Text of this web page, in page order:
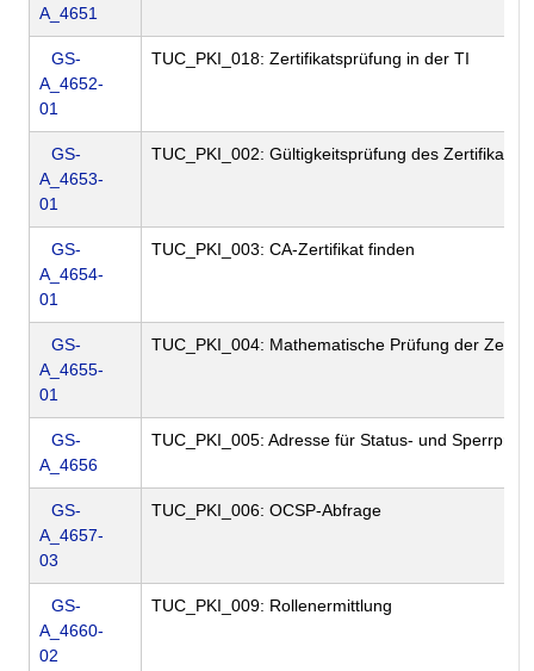
A_4651
GS-
A_4652-
01
TUC_PKI_018: Zertifikatsprüfung in der TI
GS-
A_4653-
01
TUC_PKI_002: Gültigkeitsprüfung des Zertifikats
GS-
A_4654-
01
TUC_PKI_003: CA-Zertifikat finden
GS-
A_4655-
01
TUC_PKI_004: Mathematische Prüfung der
GS-
A_4656
TUC_PKI_005: Adresse für Status- und
GS-
A_4657-
03
TUC_PKI_006: OCSP-Abfrage
GS-
A_4660-
02
TUC_PKI_009: Rollenermittlung